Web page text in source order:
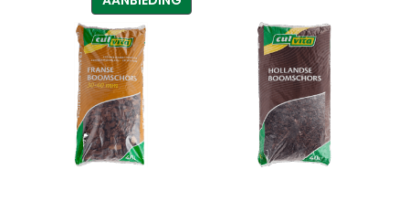
IN
UITVERKOOP